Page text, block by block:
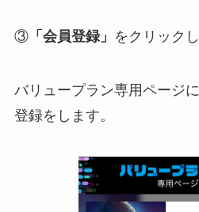
③「会員登録」 をクリック
バリュープラン専用ページ
登録をします。